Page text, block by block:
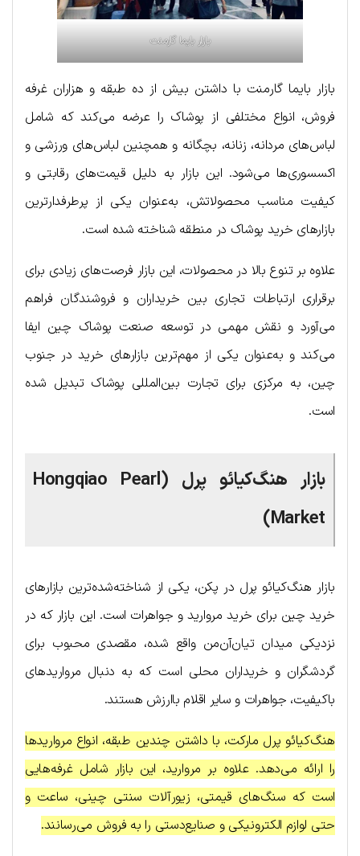
بازار بایما گارمنت
بازار بایما گارمنت با داشتن بیش از ده طبقه و هزاران غرفه
فروش، انواع مختلفی از پوشاک را عرضه می‌کند که شامل
لباس‌های مردانه، زنانه، بچگانه و همچنین لباس‌های ورزشی و
اکسسوری‌ها می‌شود. این بازار به دلیل قیمت‌های رقابتی و
کیفیت مناسب محصولاتش، به‌عنوان یکی از پرطرفدارترین
بازارهای خرید پوشاک در منطقه شناخته شده است.
علاوه بر تنوع بالا در محصولات، این بازار فرصت‌های زیادی برای
برقراری ارتباطات تجاری بین خریداران و فروشندگان فراهم
می‌آورد و نقش مهمی در توسعه صنعت پوشاک چین ایفا
می‌کند و به‌عنوان یکی از مهم‌ترین بازارهای خرید در جنوب
چین، به مرکزی برای تجارت بین‌المللی پوشاک تبدیل شده
است.
بازار هنگ‌کیائو پرل (Hongqiao Pearl
Market)
بازار هنگ‌کیائو پرل در پکن، یکی از شناخته‌شده‌ترین بازارهای
خرید چین برای خرید مروارید و جواهرات است. این بازار که در
نزدیکی میدان تیان‌آن‌من واقع شده، مقصدی محبوب برای
گردشگران و خریداران محلی است که به دنبال مرواریدهای
باکیفیت، جواهرات و سایر اقلام باارزش هستند.
هنگ‌کیائو پرل مارکت، با داشتن چندین طبقه، انواع مرواریدها
را ارائه می‌دهد. علاوه بر مروارید، این بازار شامل غرفه‌هایی
است که سنگ‌های قیمتی، زیورآلات سنتی چینی، ساعت و
حتی لوازم الکترونیکی و صنایع‌دستی را به فروش می‌رسانند.